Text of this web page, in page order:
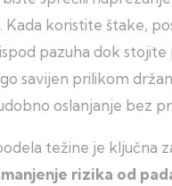
koristite štake,
pazuha dok stojite
savijen prilikom
oslanjanje bez
težine je ključna
rizika od